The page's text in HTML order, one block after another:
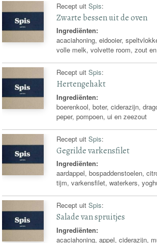
Recept uitSpis:
Zwarte bessen uit de oven
Ingrediënten:
acaciahoning, eidooier,
volle melk, volvette room, zout
Recept uitSpis:
Hertengehakt
Ingrediënten:
boerenkool, boter, ciderazijn,
peper, pompoen, ui en zeezout
Recept uitSpis:
Gegrilde varkensfilet
Ingrediënten:
aardappel, bospaddenstoelen,
tijm, varkensfilet, waterkers,
Recept uitSpis:
Salade van spruitjes
Ingrediënten:
acaciahoning, appel, ciderazijn,